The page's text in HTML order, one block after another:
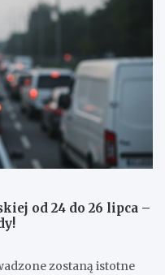
od 24 do 26 lipca –
zostaną istotne